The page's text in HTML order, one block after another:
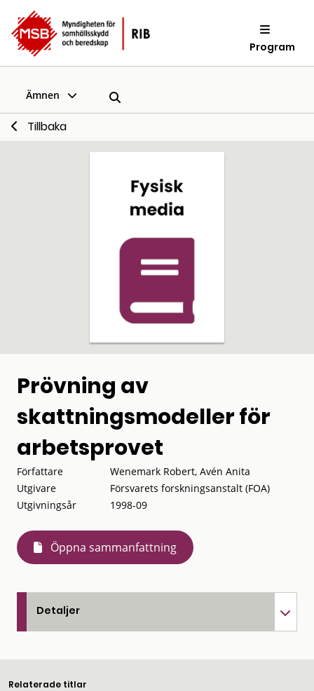
Program
Ämnen
Tillbaka
Prövning av
skattningsmodeller för
arbetsprovet
Författare
Wenemark Robert, Avén Anita
Utgivare
Försvarets forskningsanstalt (FOA)
Utgivningsår
1998-09
Öppna sammanfattning
Detaljer
Relaterade titlar